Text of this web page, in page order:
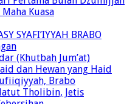
Kuasa
SYAFI’IYYAH BRABO
(Khutbah Jum’at)
dan Hewan yang Haid
Brabo
Tholibin, Jetis